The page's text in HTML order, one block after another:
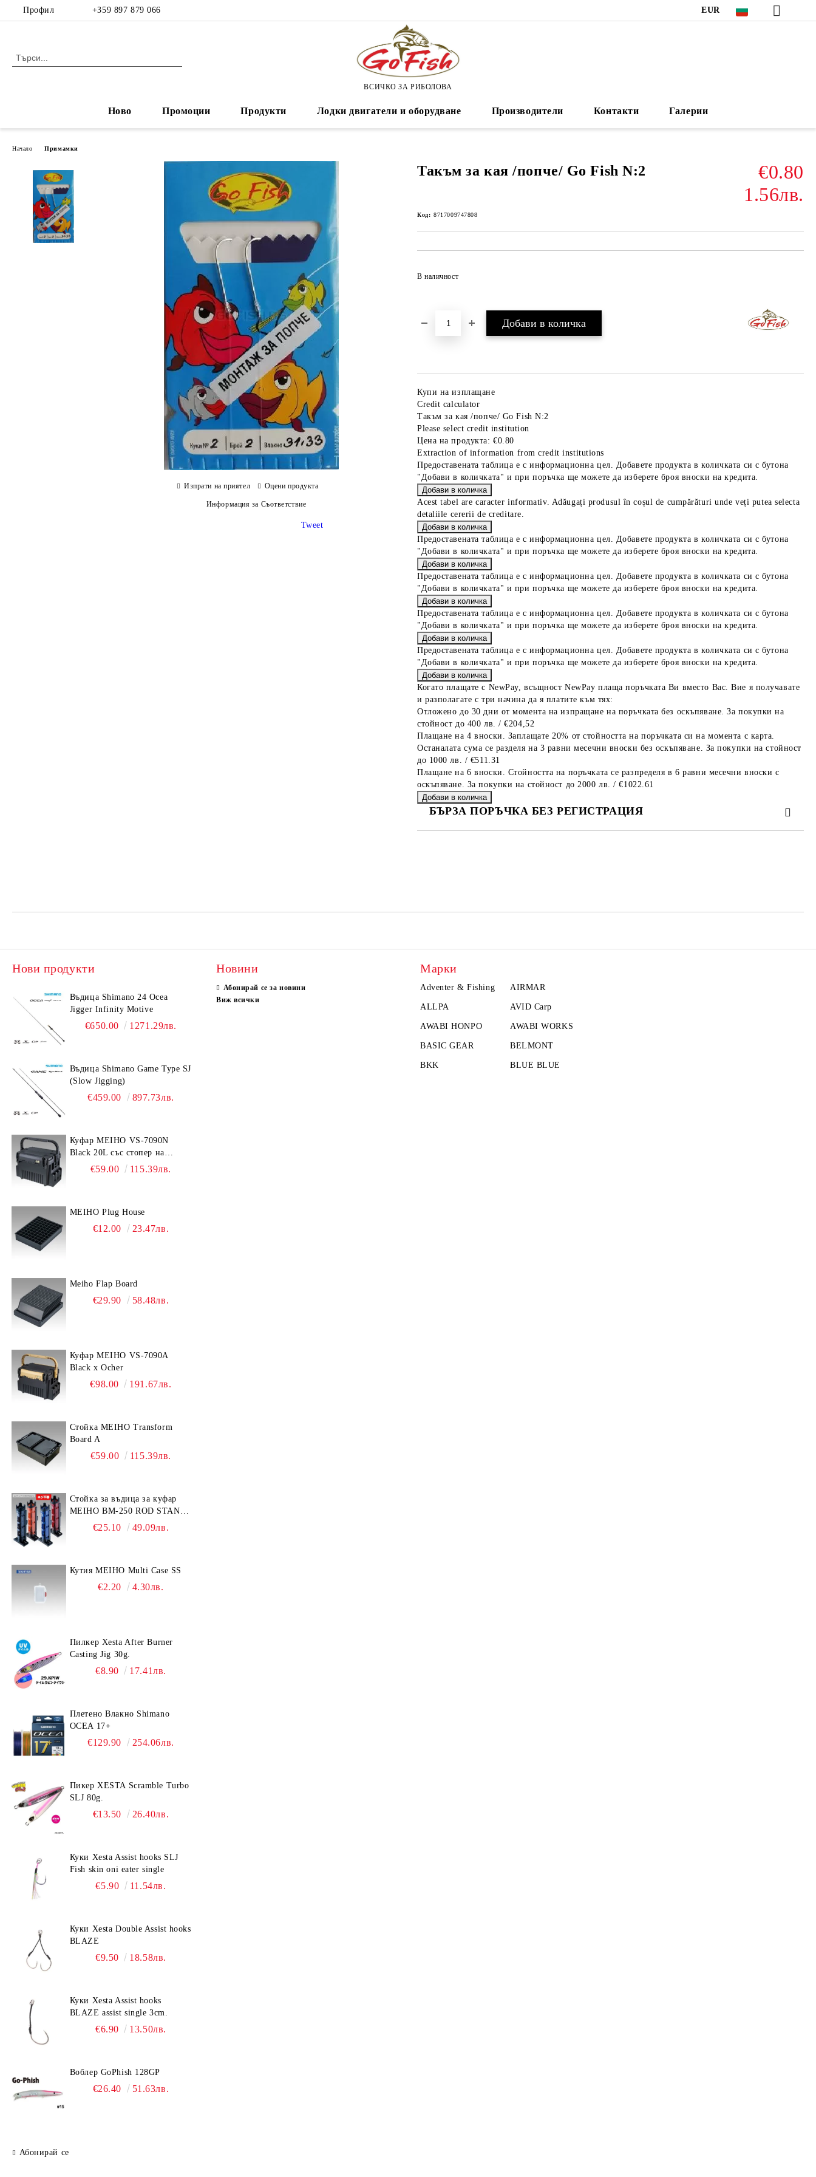
Профил +359 897 879 066 EUR
ВСИЧКО ЗА РИБОЛОВА
Ново Промоции Продукти Лодки двигатели и оборудване Производители Контакти Галерии
Начало Примамки
Такъм за кая /попче/ Go Fish N:2
€0.80
1.56лв.
Код: 8717009747808
В наличност
Купи на изплащане
Credit calculator
Такъм за кая /попче/ Go Fish N:2
Please select credit institution
Цена на продукта: €0.80
Extraction of information from credit institutions
Предоставената таблица е с информационна цел. Добавете продукта в количката си с бутона
"Добави в количката" и при поръчка ще можете да изберете броя вноски на кредита.
Acest tabel are caracter informativ. Adăugați produsul în coșul de cumpărături unde veți putea selecta
detaliile cererii de creditare.
Предоставената таблица е с информационна цел. Добавете продукта в количката си с бутона
"Добави в количката" и при поръчка ще можете да изберете броя вноски на кредита.
Предоставената таблица е с информационна цел. Добавете продукта в количката си с бутона
"Добави в количката" и при поръчка ще можете да изберете броя вноски на кредита.
Предоставената таблица е с информационна цел. Добавете продукта в количката си с бутона
"Добави в количката" и при поръчка ще можете да изберете броя вноски на кредита.
Предоставената таблица е с информационна цел. Добавете продукта в количката си с бутона
"Добави в количката" и при поръчка ще можете да изберете броя вноски на кредита.
Когато плащате с NewPay, всъщност NewPay плаща поръчката Ви вместо Вас. Вие я получавате
и разполагате с три начина да я платите към тях:
Отложено до 30 дни от момента на изпращане на поръчката без оскъпяване. За покупки на
стойност до 400 лв. / €204,52
Плащане на 4 вноски. Заплащате 20% от стойността на поръчката си на момента с карта.
Останалата сума се разделя на 3 равни месечни вноски без оскъпяване. За покупки на стойност
до 1000 лв. / €511.31
Плащане на 6 вноски. Стойността на поръчката се разпределя в 6 равни месечни вноски с
оскъпяване. За покупки на стойност до 2000 лв. / €1022.61
БЪРЗА ПОРЪЧКА БЕЗ РЕГИСТРАЦИЯ
Изпрати на приятел Оцени продукта
Информация за Съответствие
Tweet
Нови продукти
Въдица Shimano 24 Ocea
Jigger Infinity Motive
€650.00 1271.29лв.
Въдица Shimano Game Type SJ
(Slow Jigging)
€459.00 897.73лв.
Куфар MEIHO VS-7090N
Black 20L със стопер на
дръжката€59.00 115.39лв.
MEIHO Plug House
€12.00 23.47лв.
Meiho Flap Board
€29.90 58.48лв.
Куфар MEIHO VS-7090A
Black x Ocher
€98.00 191.67лв.
Стойка MEIHO Transform
Board A
€59.00 115.39лв.
Стойка за въдица за куфар
MEIHO BM-250 ROD STAND
-Light Blue/Black color
€25.10 49.09лв.
Кутия MEIHO Multi Case SS
€2.20 4.30лв.
Пилкер Xesta After Burner
Casting Jig 30g.
€8.90 17.41лв.
Плетено Влакно Shimano
OCEA 17+
€129.90 254.06лв.
Пикер XESTA Scramble Turbo
SLJ 80g.
€13.50 26.40лв.
Куки Xesta Assist hooks SLJ
Fish skin oni eater single
€5.90 11.54лв.
Куки Xesta Double Assist hooks
BLAZE
€9.50 18.58лв.
Куки Xesta Assist hooks
BLAZE assist single 3cm.
€6.90 13.50лв.
Воблер GoPhish 128GP
€26.40 51.63лв.
Абонирай се
Новини
Абонирай се за новини
Виж всички
Марки
Adventer & Fishing AIRMAR
ALLPA AVID Carp
AWABI HONPO AWABI WORKS
BASIC GEAR BELMONT
BKK BLUE BLUE